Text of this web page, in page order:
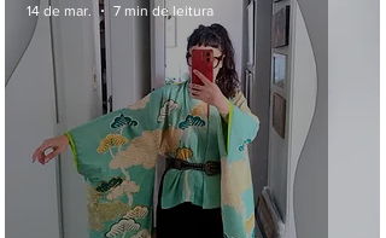
14 de mar.
7 min de leitura